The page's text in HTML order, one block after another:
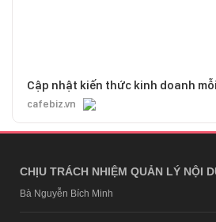
Cập nhật kiến thức kinh doanh
cafebiz.vn
CHỊU TRÁCH NHIỆM QUẢN LÝ NỘI
Bà Nguyễn Bích Minh